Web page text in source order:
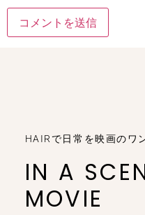
HAIRで日常を映画のワ
IN A
MOVIE